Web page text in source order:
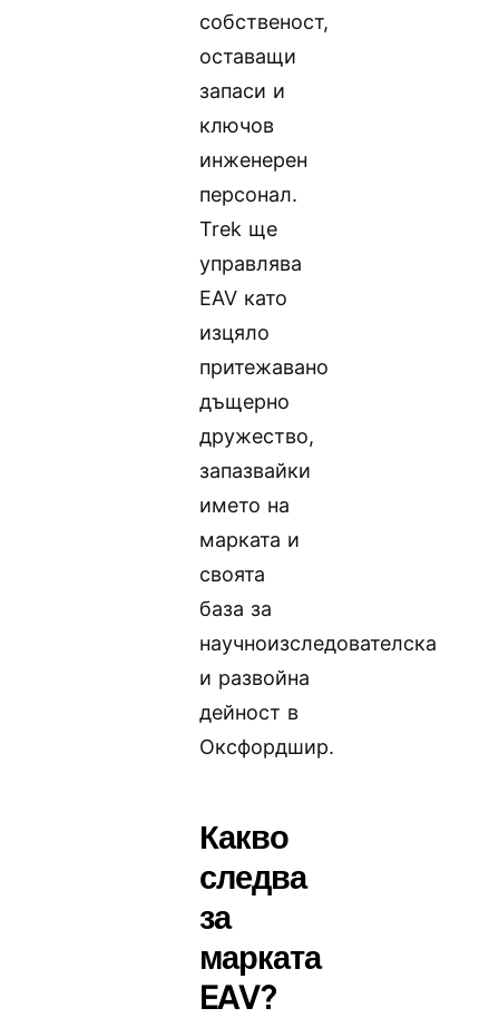
собственост,
оставащи
запаси и
ключов
инженерен
персонал.
Trek ще
управлява
EAV като
изцяло
притежавано
дъщерно
дружество,
запазвайки
името на
марката и
своята
база за
научноизследователска
и развойна
дейност в
Оксфордшир.
Какво
следва
за
марката
EAV?